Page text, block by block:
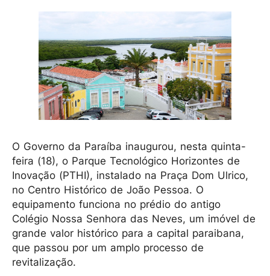
O Governo da Paraíba inaugurou, nesta quinta-
feira (18), o Parque Tecnológico Horizontes de
Inovação (PTHI), instalado na Praça Dom Ulrico,
no Centro Histórico de João Pessoa. O
equipamento funciona no prédio do antigo
Colégio Nossa Senhora das Neves, um imóvel de
grande valor histórico para a capital paraibana,
que passou por um amplo processo de
revitalização.